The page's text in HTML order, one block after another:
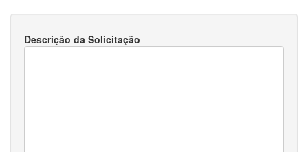
Descrição da Solicitação